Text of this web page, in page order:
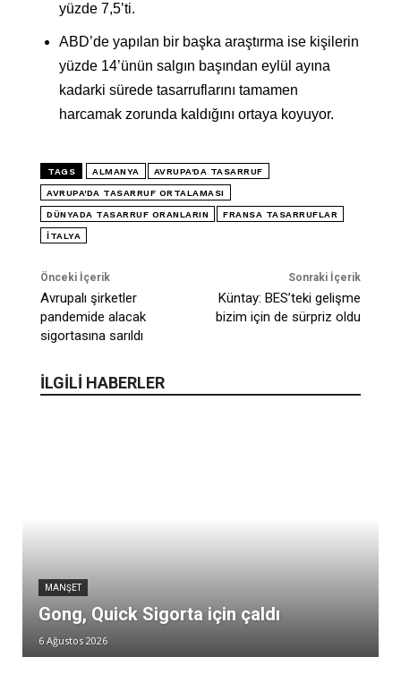
yüzde 7,5’ti.
ABD’de yapılan bir başka araştırma ise kişilerin
yüzde 14’ünün salgın başından eylül ayına
kadarki sürede tasarruflarını tamamen
harcamak zorunda kaldığını ortaya koyuyor.
TAGS ALMANYA AVRUPA'DA TASARRUF
AVRUPA'DA TASARRUF ORTALAMASI
DÜNYADA TASARRUF ORANLARIN FRANSA TASARRUFLAR
İTALYA
Önceki İçerik
Avrupalı şirketler
pandemide alacak
sigortasına sarıldı
Sonraki İçerik
Küntay: BES’teki gelişme
bizim için de sürpriz oldu
İLGİLİ HABERLER
MANŞET
Gong, Quick Sigorta için çaldı
6 Ağustos 2026